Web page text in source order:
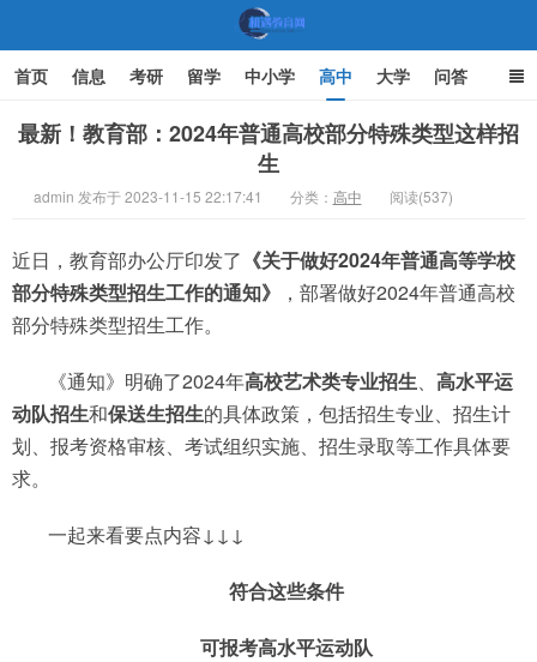
机遇教育网
首页 信息 考研 留学 中小学 高中 大学 问答
文化 家庭教育
最新！教育部：2024年普通高校部分特殊类型这样招
生
admin 发布于 2023-11-15 22:17:41 分类： 高中 阅读(537)
近日，教育部办公厅印发了 《关于做好2024年普通高等学校
部分特殊类型招生工作的通知》
，部署做好2024年普通高校
部分特殊类型招生工作。
《通知》明确了2024年高校艺术类专业招生、 高水平运
动队招生和保送生招生的具体政策，包括招生专业、招生计
划、报考资格审核、考试组织实施、招生录取等工作具体要
求。
一起来看要点内容↓↓↓
符合这些条件
可报考高水平运动队